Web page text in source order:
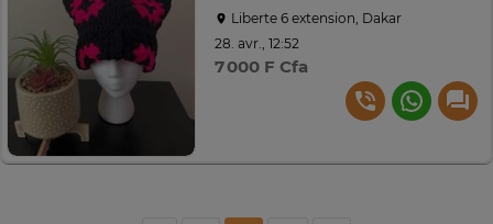
Liberte 6 extension, Dakar
28. avr., 12:52
7 000 F Cfa